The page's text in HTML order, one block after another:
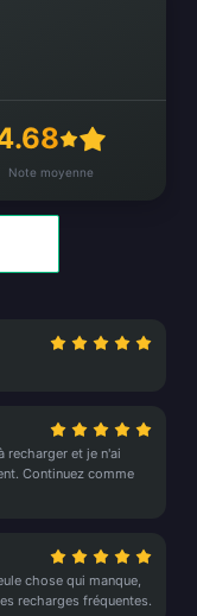
Note moyenne
recharger et je n'ai
Continuez comme
chose qui manque,
recharges fréquentes.